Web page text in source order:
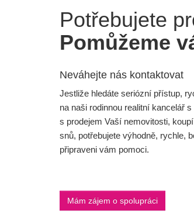
Potřebujete
Pomůžeme
Neváhejte nás kontaktovat
Jestliže hledáte seriózní přístup,
na naši rodinnou realitní kancelář
s prodejem Vaší nemovitosti,
snů, potřebujete výhodně, rychle,
připraveni vám pomoci.
Mám zájem o spolupráci